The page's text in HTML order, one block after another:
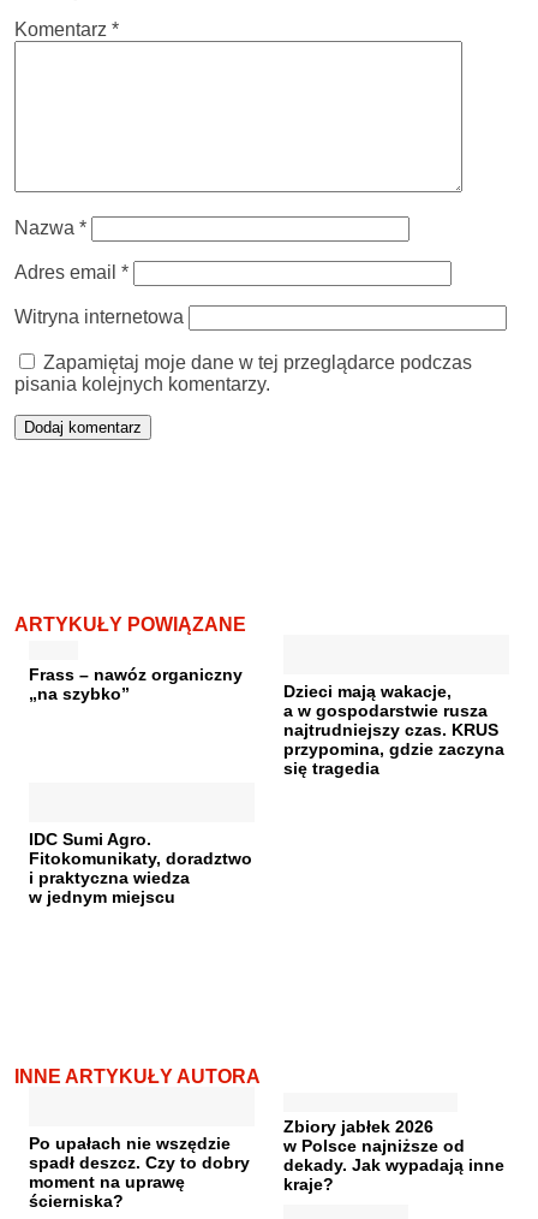
Komentarz *
Nazwa *
Adres email *
Witryna internetowa
Zapamiętaj moje dane w tej przeglądarce podczas
pisania kolejnych komentarzy.
ARTYKUŁY POWIĄZANE
Frass – nawóz organiczny
„na szybko”
Dzieci mają wakacje,
a w gospodarstwie rusza
najtrudniejszy czas. KRUS
przypomina, gdzie zaczyna
się tragedia
IDC Sumi Agro.
Fitokomunikaty, doradztwo
i praktyczna wiedza
w jednym miejscu
INNE ARTYKUŁY AUTORA
Po upałach nie wszędzie
spadł deszcz. Czy to dobry
moment na uprawę
ścierniska?
Zbiory jabłek 2026
w Polsce najniższe od
dekady. Jak wypadają inne
kraje?